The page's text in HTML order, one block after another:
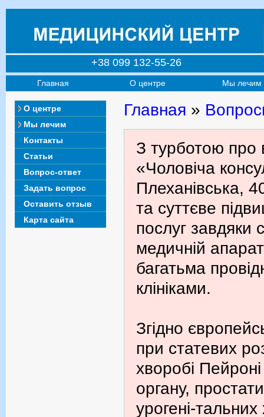
+38 099 132-55-26
Главная О центре Мы лечим
О центре
Мы лечим
Контакты
Статьи
Вопрос-ответ
Задать вопрос
Оставить отзыв
Карта сайта
Главная »
З турботою про
«Чоловіча
Плеханівська,
та суттєве
послуг завдяки
медичній
багатьма
клініками.
Згідно
при статевих
хворобі
органу,
урогені-